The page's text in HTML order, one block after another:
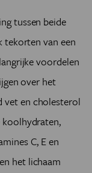
tussen beide
tekorten van een
voordelen
over het
vet en cholesterol
koolhydraten,
C, E en
het lichaam